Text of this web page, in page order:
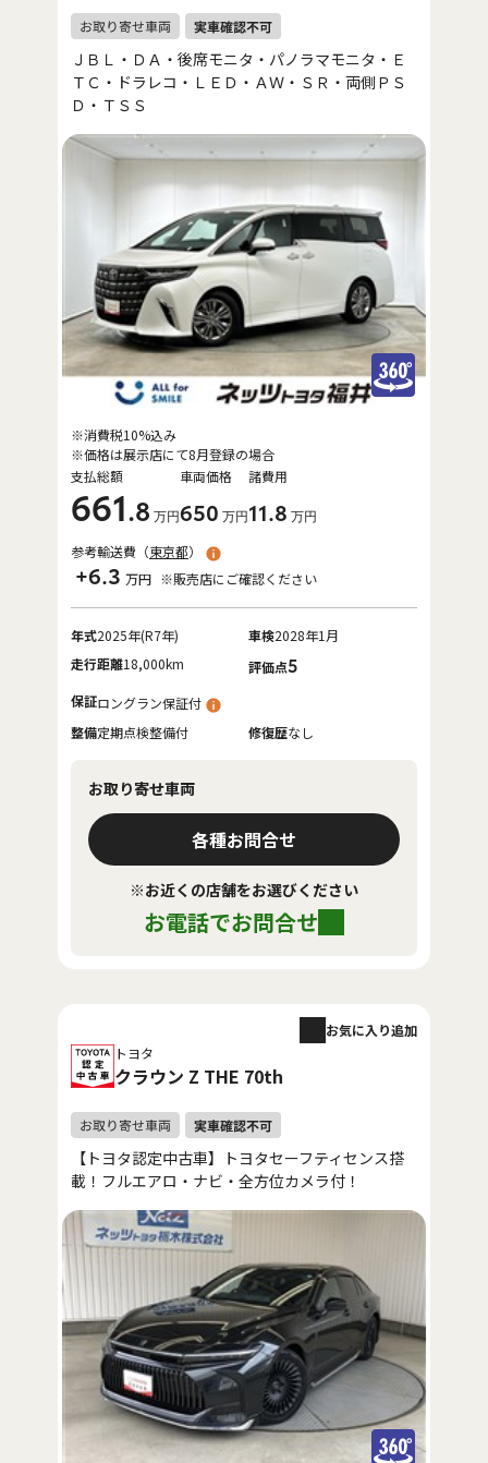
ＪＢＬ・ＤＡ・後席モニタ・パノラマモニタ・Ｅ
ＴＣ・ドラレコ・ＬＥＤ・ＡＷ・ＳＲ・両側ＰＳ
Ｄ・ＴＳＳ
支払総額
661.8 万円
車両価格
650 万円
諸費用
11.8 万円
※消費税10%込み
※価格は展示店にて8月登録の場合
参考輸送費（東京都）
+6.3 万円 ※販売店にご確認ください
年式2025年(R7年) 車検2028年1月
走行距離18,000km 評価点5
保証ロングラン保証付
整備定期点検整備付 修復歴なし
お取り寄せ車両
各種お問合せ
※お近くの店舗をお選びください
お電話でお問合せ
トヨタ
クラウン Z THE 70th
お気に入り追加
【トヨタ認定中古車】トヨタセーフティセンス搭
載！フルエアロ・ナビ・全方位カメラ付！